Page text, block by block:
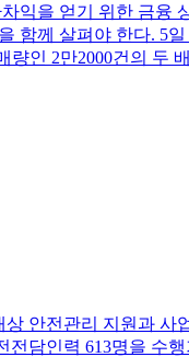
익을 얻기 위한 금융
께 살펴야 한다. 5
인 2만2000건의 두
안전관리 지원과 사
담인력 613명을 수